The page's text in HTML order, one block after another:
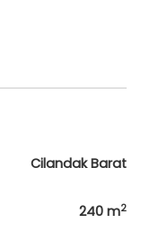
Cilandak Barat
240 m2